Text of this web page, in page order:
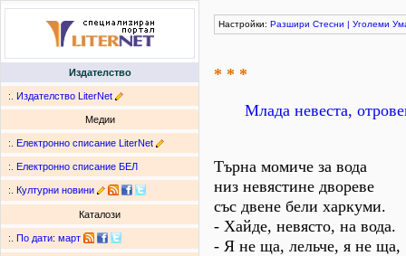
Издателство
:. Издателство LiterNet
Медии
:. Електронно списание LiterNet
:. Електронно списание БЕЛ
:. Културни новини
Каталози
:. По дати: март
Настройки: Разшири Стесни | Уголеми
* * *
Млада невеста,
Търна момиче за вода
низ невястине двореве
със двене бели харкуми.
- Хайде, невясто, на вода.
- Я не ща, лельче, я не ща,